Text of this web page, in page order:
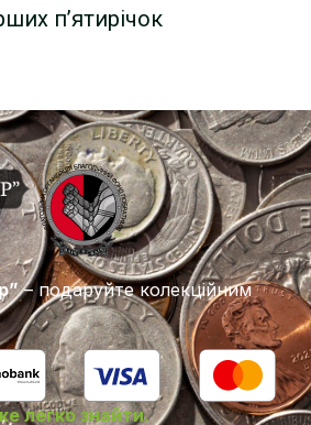
п’ятирічок
– подаруйте колекційним
легко знайти.